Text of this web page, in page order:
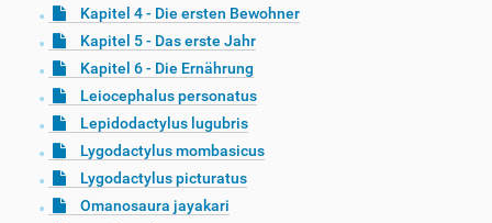
Kapitel 4 - Die ersten Bewohner
Kapitel 5 - Das erste Jahr
Kapitel 6 - Die Ernährung
Leiocephalus personatus
Lepidodactylus lugubris
Lygodactylus mombasicus
Lygodactylus picturatus
Omanosaura jayakari